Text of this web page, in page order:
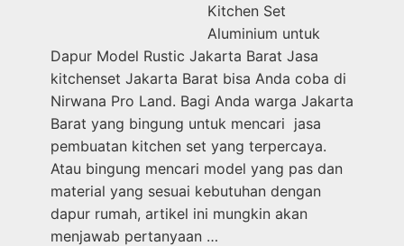
Kitchen Set
Aluminium untuk
Dapur Model Rustic Jakarta Barat Jasa
kitchenset Jakarta Barat bisa Anda coba di
Nirwana Pro Land. Bagi Anda warga Jakarta
Barat yang bingung untuk mencari jasa
pembuatan kitchen set yang terpercaya.
Atau bingung mencari model yang pas dan
material yang sesuai kebutuhan dengan
dapur rumah, artikel ini mungkin akan
menjawab pertanyaan …